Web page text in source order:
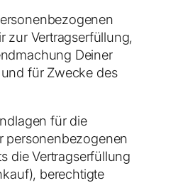
zur Vertragserfüllung,
Deiner
für Zwecke des
für die
personenbezogenen
die Vertragserfüllung
berechtigte